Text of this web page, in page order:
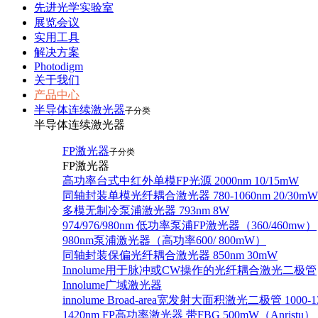
先进光学实验室
展览会议
实用工具
解决方案
Photodigm
关于我们
产品中心
半导体连续激光器子分类
半导体连续激光器
FP激光器子分类
FP激光器
高功率台式中红外单模FP光源 2000nm 10/15mW
同轴封装单模光纤耦合激光器 780-1060nm 20/30mW
多模无制冷泵浦激光器 793nm 8W
974/976/980nm 低功率泵浦FP激光器（360/460mw）
980nm泵浦激光器（高功率600/ 800mW）
同轴封装保偏光纤耦合激光器 850nm 30mW
Innolume用于脉冲或CW操作的光纤耦合激光二极管
Innolume广域激光器
innolume Broad-area宽发射大面积激光二极管 1000-
1420nm FP高功率激光器 带FBG 500mW（Anristu）